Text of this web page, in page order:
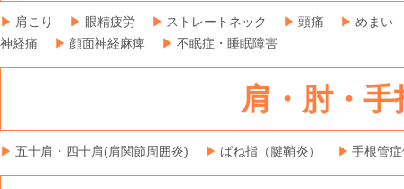
肩こり 眼精疲労 ストレートネック 頭痛
めまい
神経痛
顔面神経麻痺 不眠症・睡眠障害
肩・肘・
五十肩・四十肩(肩関節周囲炎) ばね指（腱鞘炎） 手根管